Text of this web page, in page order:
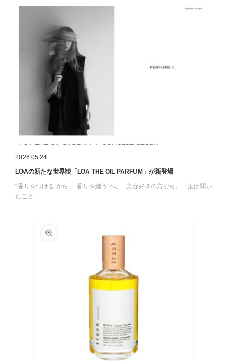
2026.05.24
LOAの新たな世界観「LOA THE OIL PARFUM」が新登場
“香りをつける”から、“香りを纏う”へ。 美容好きの方なら、一度は聞い
たこと